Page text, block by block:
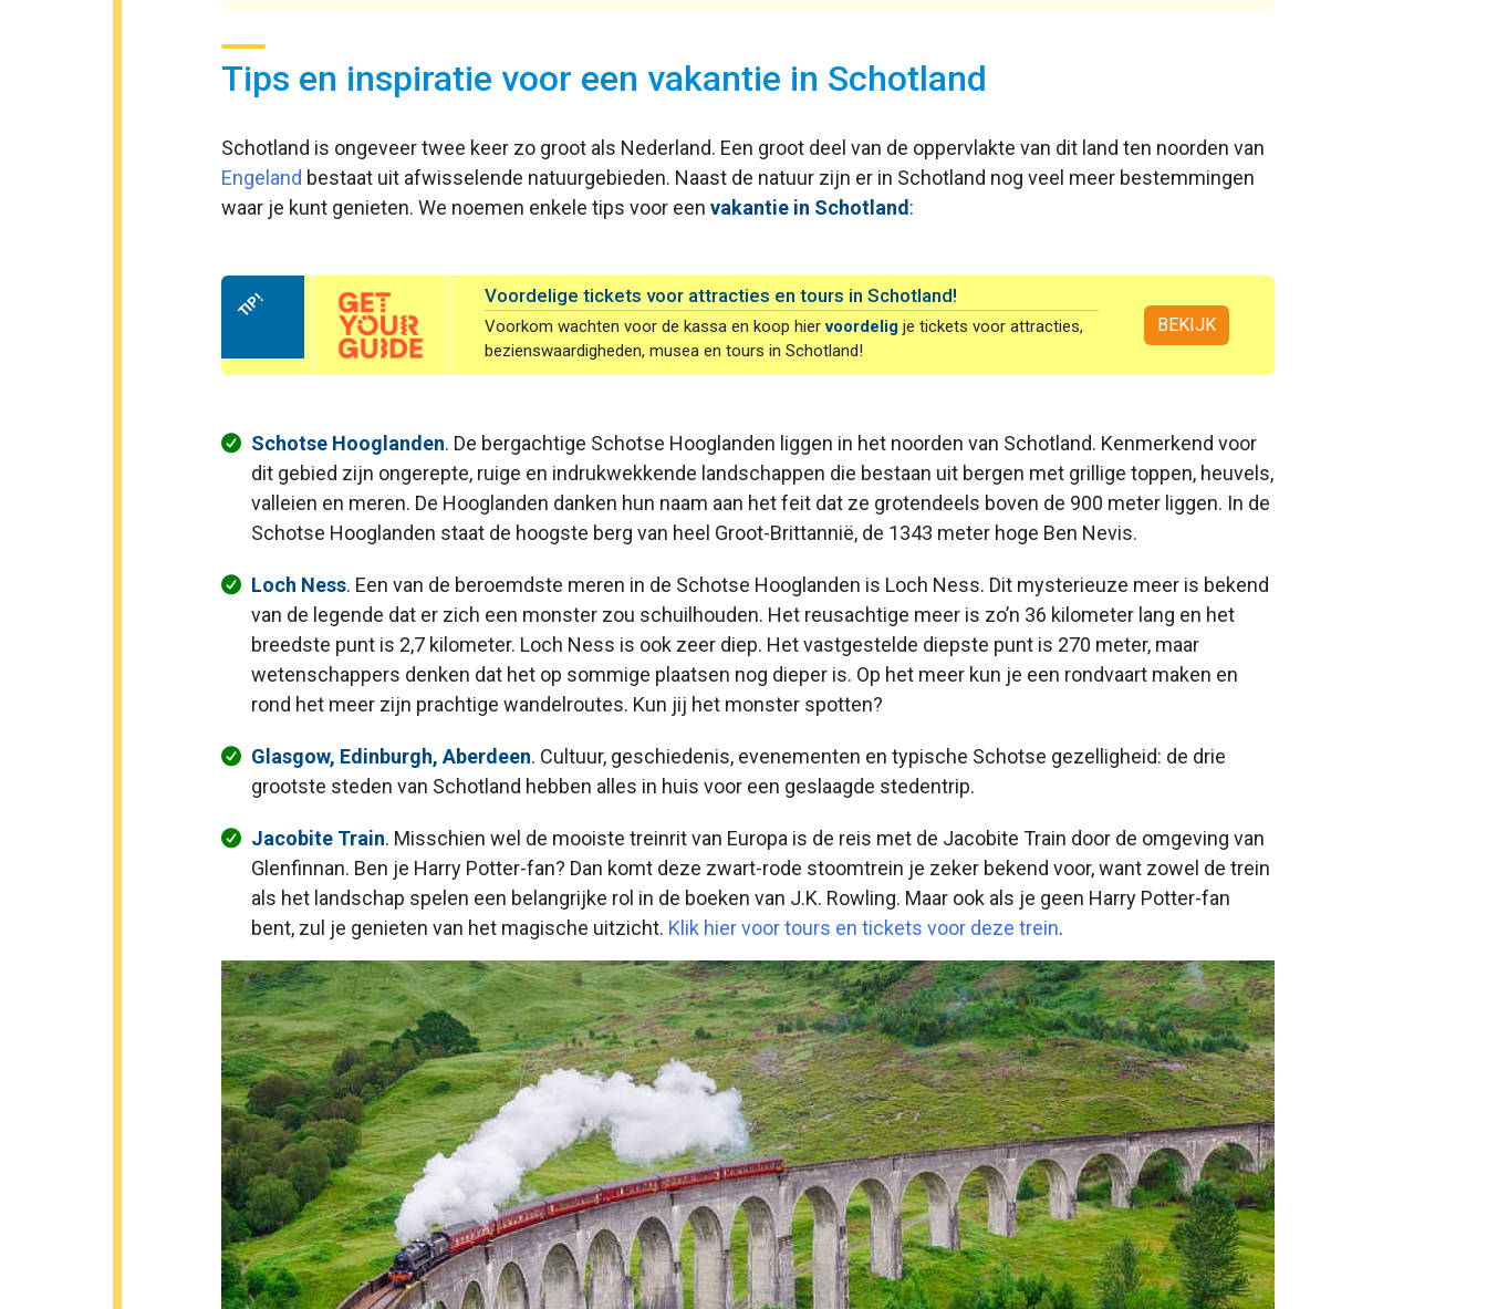
Tips en inspiratie voor een vakantie in Schotland
Schotland is ongeveer twee keer zo groot als Nederland. Een groot deel van de oppervlakte van dit land ten noorden van
Engeland bestaat uit afwisselende natuurgebieden. Naast de natuur zijn er in Schotland nog veel meer bestemmingen
waar je kunt genieten. We noemen enkele tips voor een vakantie in Schotland :
Voordelige tickets voor attracties en tours in Schotland!
Voorkom wachten voor de kassa en koop hiervoordeligje tickets voor attracties,
bezienswaardigheden, musea en tours in Schotland!
BEKIJK
TIP!
Schotse Hooglanden. De bergachtige Schotse Hooglanden liggen in het noorden van Schotland. Kenmerkend voor
dit gebied zijn ongerepte, ruige en indrukwekkende landschappen die bestaan uit bergen met grillige toppen, heuvels,
valleien en meren. De Hooglanden danken hun naam aan het feit dat ze grotendeels boven de 900 meter liggen. In de
Schotse Hooglanden staat de hoogste berg van heel Groot-Brittannië, de 1343 meter hoge Ben Nevis.
Loch Ness. Een van de beroemdste meren in de Schotse Hooglanden is Loch Ness. Dit mysterieuze meer is bekend
van de legende dat er zich een monster zou schuilhouden. Het reusachtige meer is zo’n 36 kilometer lang en het
breedste punt is 2,7 kilometer. Loch Ness is ook zeer diep. Het vastgestelde diepste punt is 270 meter, maar
wetenschappers denken dat het op sommige plaatsen nog dieper is. Op het meer kun je een rondvaart maken en
rond het meer zijn prachtige wandelroutes. Kun jij het monster spotten?
Glasgow, Edinburgh, Aberdeen. Cultuur, geschiedenis, evenementen en typische Schotse gezelligheid: de drie
grootste steden van Schotland hebben alles in huis voor een geslaagde stedentrip.
Jacobite Train. Misschien wel de mooiste treinrit van Europa is de reis met de Jacobite Train door de omgeving van
Glenfinnan. Ben je Harry Potter-fan? Dan komt deze zwart-rode stoomtrein je zeker bekend voor, want zowel de trein
als het landschap spelen een belangrijke rol in de boeken van J.K. Rowling. Maar ook als je geen Harry Potter-fan
bent, zul je genieten van het magische uitzicht. Klik hier voor tours en tickets voor deze trein.